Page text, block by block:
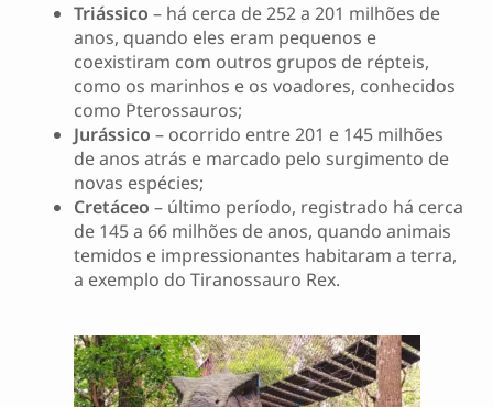
Triássico – há cerca de 252 a 201 milhões de
anos, quando eles eram pequenos e
coexistiram com outros grupos de répteis,
como os marinhos e os voadores, conhecidos
como Pterossauros;
Jurássico – ocorrido entre 201 e 145 milhões
de anos atrás e marcado pelo surgimento de
novas espécies;
Cretáceo – último período, registrado há cerca
de 145 a 66 milhões de anos, quando animais
temidos e impressionantes habitaram a terra,
a exemplo do Tiranossauro Rex.